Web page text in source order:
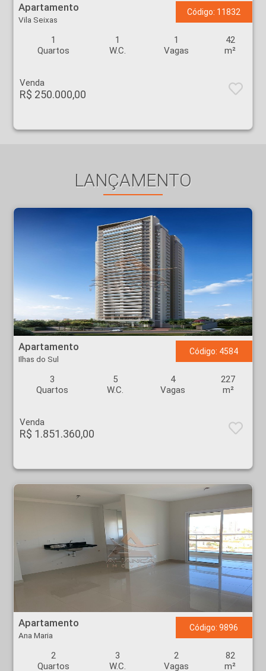
Apartamento
Vila Seixas
Código: 11832
1
Quartos
1
W.C.
1
Vagas
42
m²
Venda
R$ 250.000,00
LANÇAMENTO
Apartamento - Ilhas do Sul - Ribeirão Preto
Apartamento
Ilhas do Sul
Código: 4584
3
Quartos
5
W.C.
4
Vagas
227
m²
Venda
R$ 1.851.360,00
Apartamento
Ana Maria
Código: 9896
2
Quartos
3
W.C.
2
Vagas
82
m²